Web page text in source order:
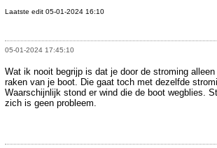
Laatste edit 05-01-2024 16:10
05-01-2024 17:45:10
Wat ik nooit begrijp is dat je door de stroming
raken van je boot. Die gaat toch met dezelfde
Waarschijnlijk stond er wind die de boot wegblies.
zich is geen probleem.